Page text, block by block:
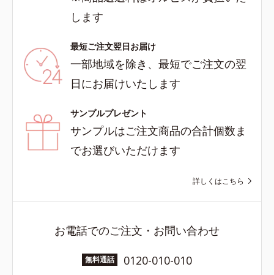
します
最短ご注文翌日お届け
一部地域を除き、最短でご注文の翌
日にお届けいたします
サンプルプレゼント
サンプルはご注文商品の合計個数ま
でお選びいただけます
詳しくはこちら
お電話でのご注文・お問い合わせ
無料通話 0120-010-010